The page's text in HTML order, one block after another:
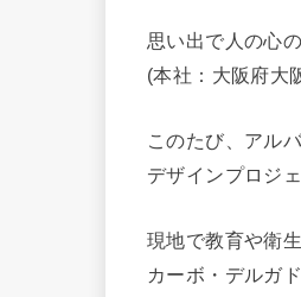
思い出で人の心
(本社：大阪府大
このたび、アル
デザインプロジ
現地で教育や衛
カーボ・デルガ